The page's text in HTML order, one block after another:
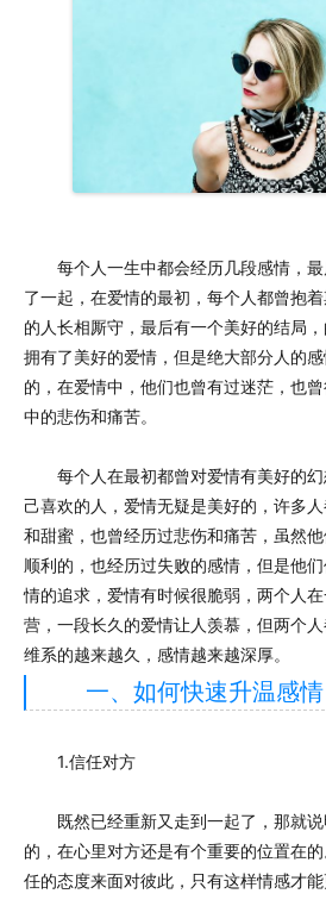
每个人一生中都会经历几段感情，最
了一起，在爱情的最初，每个人都曾抱
的人长相厮守，最后有一个美好的结局
拥有了美好的爱情，但是绝大部分人的
的，在爱情中，他们也曾有过迷茫，也
中的悲伤和痛苦。
每个人在最初都曾对爱情有美好的幻
己喜欢的人，爱情无疑是美好的，许多
和甜蜜，也曾经历过悲伤和痛苦，虽然
顺利的，也经历过失败的感情，但是他
情的追求，爱情有时候很脆弱，两个人
营，一段长久的爱情让人羡慕，但两个
维系的越来越久，感情越来越深厚。
一、如何快速升温感情
1.信任对方
既然已经重新又走到一起了，那就说
的，在心里对方还是有个重要的位置在
任的态度来面对彼此，只有这样情感才能